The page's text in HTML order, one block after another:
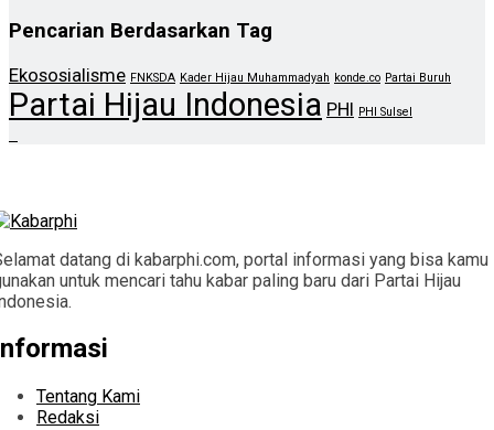
Pencarian Berdasarkan Tag
Ekososialisme FNKSDA Kader Hijau Muhammadyah konde.co Partai Buruh
Partai Hijau Indonesia PHI PHI Sulsel
datang di kabarphi.com, portal informasi yang bisa kamu
untuk mencari tahu kabar paling baru dari Partai Hijau
Tentang Kami
Redaksi